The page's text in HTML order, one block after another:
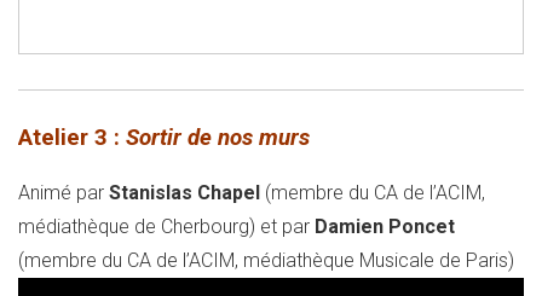
Atelier 3 : Sortir de nos murs
Animé par Stanislas Chapel (membre du CA de l’ACIM,
médiathèque de Cherbourg) et par Damien Poncet
(membre du CA de l’ACIM, médiathèque Musicale de Paris)